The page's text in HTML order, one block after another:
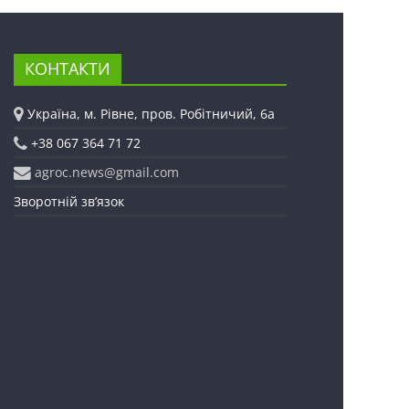
КОНТАКТИ
Україна, м. Рівне, пров. Робітничий, 6а
+38 067 364 71 72
agroc.news@gmail.com
Зворотній зв’язок